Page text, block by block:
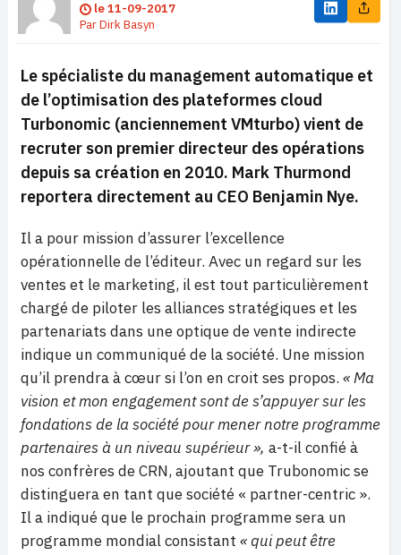
le11-09-2017
ParDirk Basyn
Le spécialiste du management automatique et
de l’optimisation des plateformes cloud
Turbonomic (anciennement VMturbo) vient de
recruter son premier directeur des opérations
depuis sa création en 2010. Mark Thurmond
reportera directement au CEO Benjamin Nye.
Il a pour mission d’assurer l’excellence
opérationnelle de l’éditeur. Avec un regard sur les
ventes et le marketing, il est tout particulièrement
chargé de piloter les alliances stratégiques et les
partenariats dans une optique de vente indirecte
indique un communiqué de la société. Une mission
qu’il prendra à cœur si l’on en croit ses propos. « Ma
vision et mon engagement sont de s’appuyer sur les
fondations de la société pour mener notre programme
partenaires à un niveau supérieur », a-t-il confié à
nos confrères de CRN, ajoutant que Trubonomic se
distinguera en tant que société « partner-centric ».
Il a indiqué que le prochain programme sera un
programme mondial consistant « qui peut être